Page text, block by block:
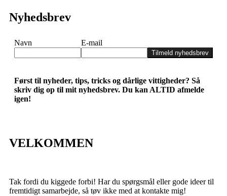
Nyhedsbrev
Navn E-mail
Tilmeld nyhedsbrev
Først til nyheder, tips, tricks og dårlige vittigheder? Så
skriv dig op til mit nyhedsbrev. Du kan ALTID afmelde
igen!
VELKOMMEN
Tak fordi du kiggede forbi! Har du spørgsmål eller gode ideer til
fremtidigt samarbejde, så tøv ikke med at kontakte mig!